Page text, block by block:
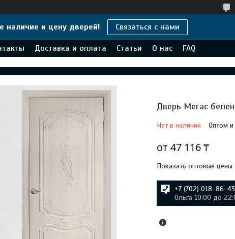
наличие и цену дверей! Связаться с нами
Доставка и оплата Статьи О нас FAQ
Дверь Мегас
Нет в наличии Оптом
от47 116 ₸
Показать оптовые цены
+7 (702) 018-86-43
Ольга 10:00 до